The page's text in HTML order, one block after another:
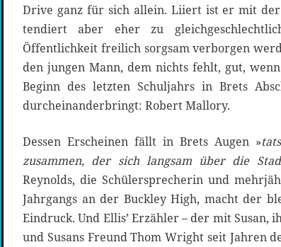
Drive ganz für sich allein. Liiert ist er mit
tendiert aber eher zu
Öffentlichkeit freilich sorgsam verborgen
den jungen Mann, dem nichts fehlt, gut,
Beginn des letzten Schuljahrs in Brets
durcheinanderbringt: Robert Mallory.
Dessen Erscheinen fällt in Brets Augen »
zusammen, der sich langsam über die
Reynolds, die Schülersprecherin und
Jahrgangs an der Buckley High, macht der
Eindruck. Und Ellis’ Erzähler – der mit
und Susans Freund Thom Wright seit Jahren